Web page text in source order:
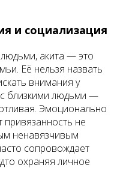
и социализация
акита — это
Её нельзя назвать
внимания у
близкими людьми —
Эмоционально
привязанность не
ненавязчивым
сопровождает
охраняя личное